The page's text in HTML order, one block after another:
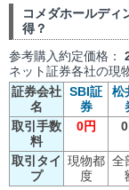
コメダホールディ
得？
参考購入約定価格：
ネット証券各社の現
証券会社
名
SBI証
券
松
取引手数
料
0円
取引タイ
プ
現物都
度
全